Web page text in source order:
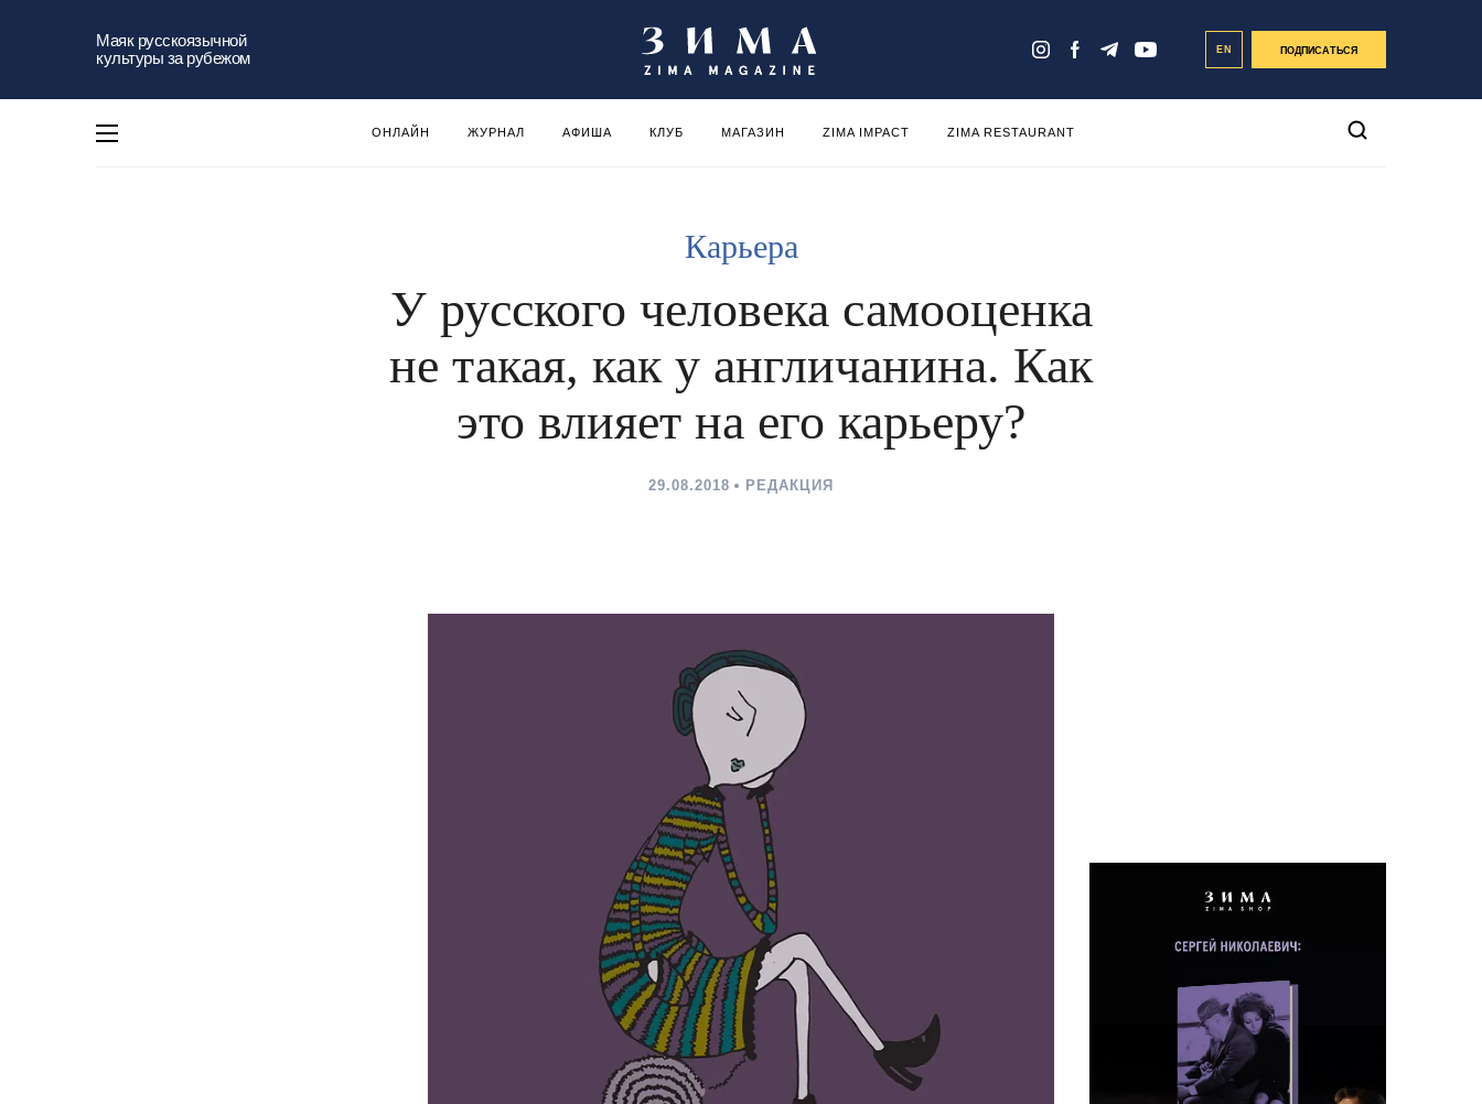
Маяк русскоязычной
культуры за рубежом
EN ПОДПИСАТЬСЯ
ОНЛАЙН ЖУРНАЛ АФИША КЛУБ МАГАЗИН ZIMA IMPACT ZIMA RESTAURANT
Карьера
У русского человека самооценка
не такая, как у англичанина. Как
это влияет на его карьеру?
29.08.2018 РЕДАКЦИЯ